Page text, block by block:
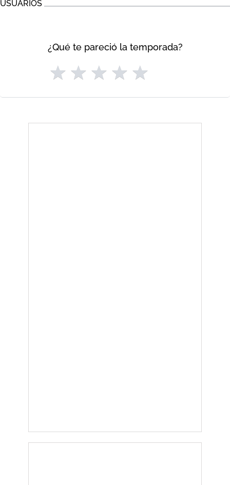
USUARIOS
¿Qué te pareció la temporada?